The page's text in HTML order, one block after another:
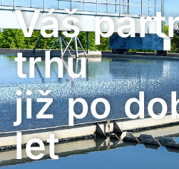
Váš
trhu
již po
let